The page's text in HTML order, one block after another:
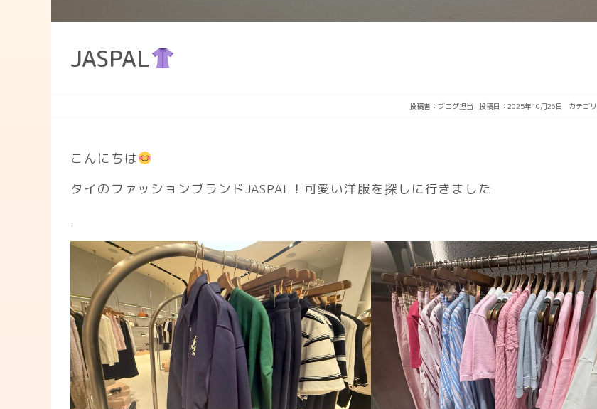
JASPAL
投稿者： ブログ担当 投稿日：2025年10月26日 カテゴリ
こんにちは
タイのファッションブランドJASPAL！可愛い洋服を探しに行きました
.